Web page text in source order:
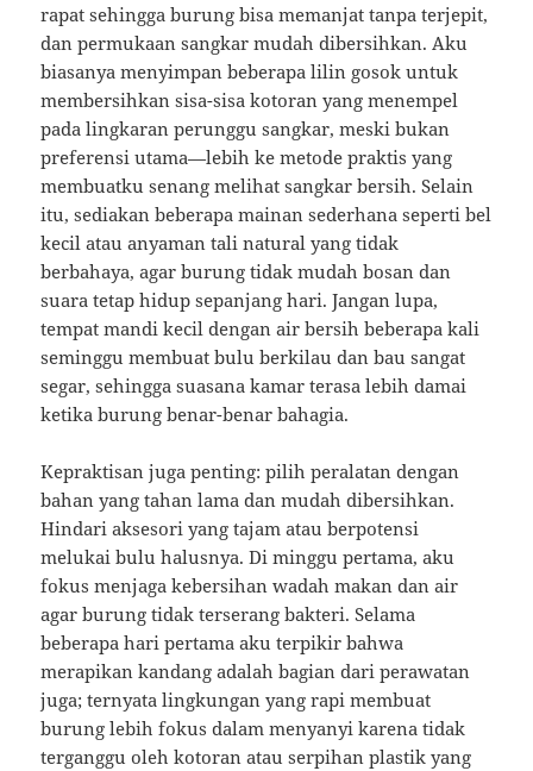
rapat sehingga burung bisa memanjat tanpa terjepit,
dan permukaan sangkar mudah dibersihkan. Aku
biasanya menyimpan beberapa lilin gosok untuk
membersihkan sisa-sisa kotoran yang menempel
pada lingkaran perunggu sangkar, meski bukan
preferensi utama—lebih ke metode praktis yang
membuatku senang melihat sangkar bersih. Selain
itu, sediakan beberapa mainan sederhana seperti bel
kecil atau anyaman tali natural yang tidak
berbahaya, agar burung tidak mudah bosan dan
suara tetap hidup sepanjang hari. Jangan lupa,
tempat mandi kecil dengan air bersih beberapa kali
seminggu membuat bulu berkilau dan bau sangat
segar, sehingga suasana kamar terasa lebih damai
ketika burung benar-benar bahagia.
Kepraktisan juga penting: pilih peralatan dengan
bahan yang tahan lama dan mudah dibersihkan.
Hindari aksesori yang tajam atau berpotensi
melukai bulu halusnya. Di minggu pertama, aku
fokus menjaga kebersihan wadah makan dan air
agar burung tidak terserang bakteri. Selama
beberapa hari pertama aku terpikir bahwa
merapikan kandang adalah bagian dari perawatan
juga; ternyata lingkungan yang rapi membuat
burung lebih fokus dalam menyanyi karena tidak
terganggu oleh kotoran atau serpihan plastik yang